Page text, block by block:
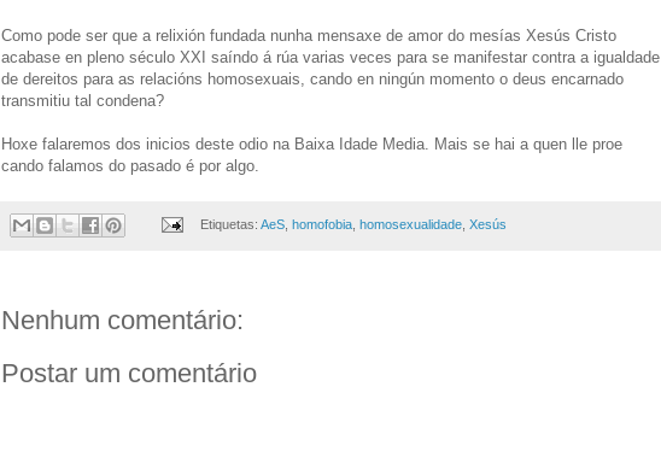
Como pode ser que a relixión fundada nunha mensaxe de amor do mesías Xesús Cristo
acabase en pleno século XXI saíndo á rúa varias veces para se manifestar contra a igualdade
de dereitos para as relacións homosexuais, cando en ningún momento o deus encarnado
transmitiu tal condena?
Hoxe falaremos dos inicios deste odio na Baixa Idade Media. Mais se hai a quen lle proe
cando falamos do pasado é por algo.
Etiquetas: AeS, homofobia, homosexualidade, Xesús
Nenhum comentário:
Postar um comentário